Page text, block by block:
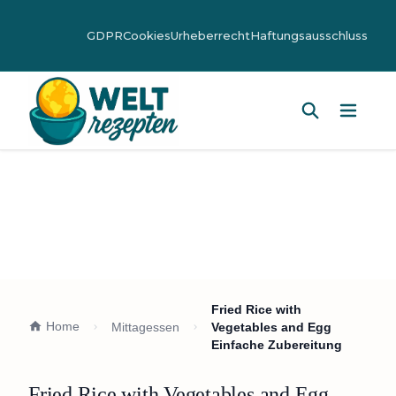
GDPRCookiesUrheberrechtHaftungsausschluss
Home Mittagessen
Fried Rice with
Vegetables and Egg
Einfache Zubereitung